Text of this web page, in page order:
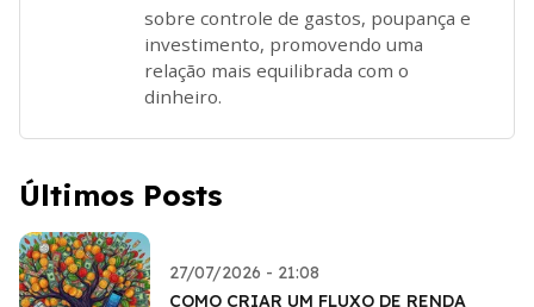
sobre controle de gastos, poupança e
investimento, promovendo uma
relação mais equilibrada com o
dinheiro.
Últimos Posts
27/07/2026 - 21:08
COMO CRIAR UM FLUXO DE RENDA